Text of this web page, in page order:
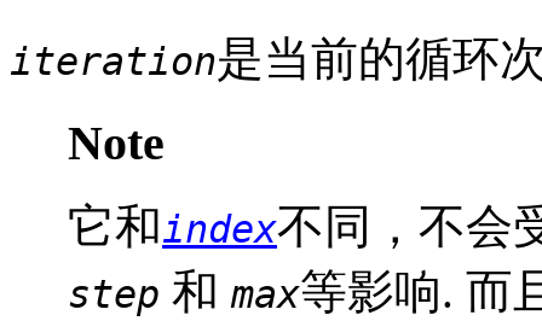
iteration是当前的循环
Note
它和index不同，不会
step 和 max等影响. 而